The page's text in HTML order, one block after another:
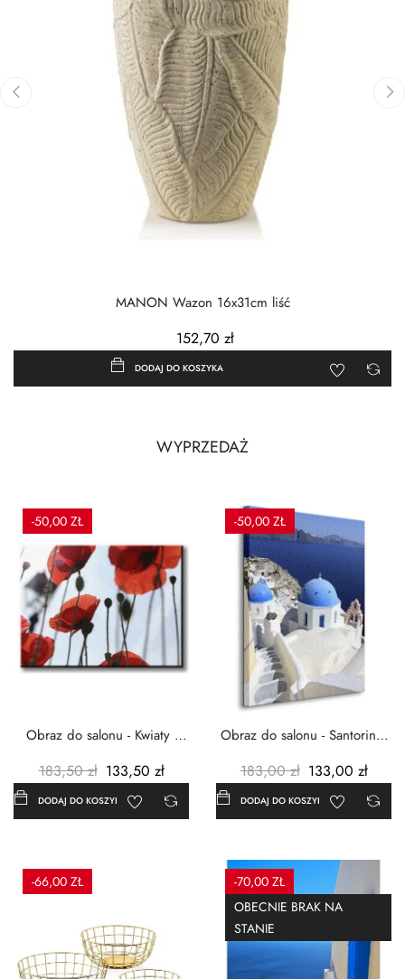
MANON Wazon 16x31cm liść
152,70 zł
DODAJ DO KOSZYKA
WYPRZEDAŻ
-50,00 ZŁ
Obraz do salonu - Kwiaty -
183,50 zł 133,50 zł
DODAJ DO KOSZYKA
-50,00 ZŁ
Obraz do salonu - Santorini -
183,00 zł 133,00 zł
DODAJ DO KOSZYKA
-66,00 ZŁ
-70,00 ZŁ
OBECNIE BRAK NA
STANIE